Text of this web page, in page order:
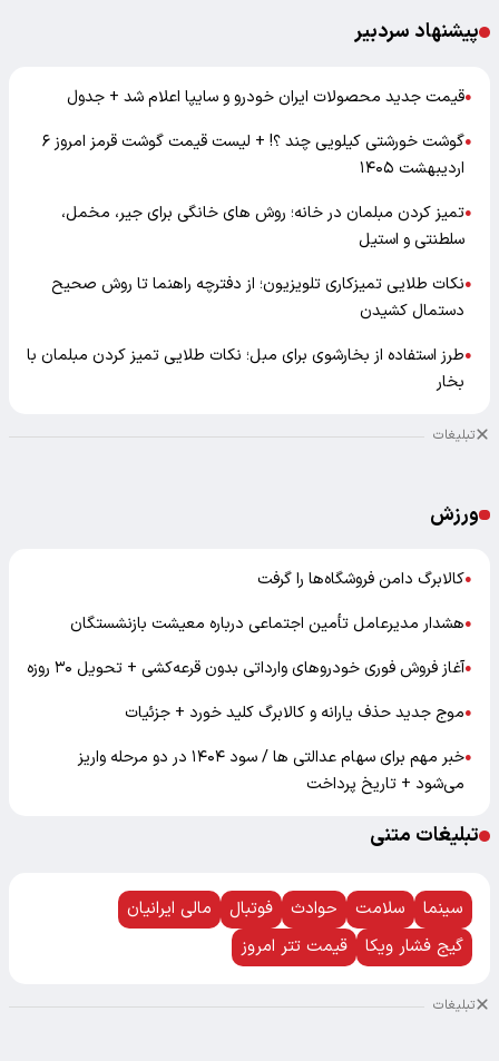
پیشنهاد سردبیر
●قیمت جدید محصولات ایران خودرو و سایپا اعلام شد + جدول
●
گوشت خورشتی کیلویی چند ؟! + لیست قیمت گوشت قرمز امروز ۶
اردیبهشت ۱۴۰۵
●تمیز کردن مبلمان در خانه؛ روش های خانگی برای جیر، مخمل،
سلطنتی و استیل
●نکات طلایی تمیزکاری تلویزیون؛ از دفترچه راهنما تا روش صحیح
دستمال کشیدن
●طرز استفاده از بخارشوی برای مبل؛ نکات طلایی تمیز کردن مبلمان با
بخار
تبلیغات
ورزش
●کالابرگ دامن فروشگاه‌ها را گرفت
●هشدار مدیرعامل تأمین اجتماعی درباره معیشت بازنشستگان
●آغاز فروش فوری خودروهای وارداتی بدون قرعه‌کشی + تحویل ۳۰ روزه
●موج جدید حذف یارانه و کالابرگ کلید خورد + جزئیات
●
خبر مهم برای سهام عدالتی ها / سود ۱۴۰۴ در دو مرحله واریز
می‌شود + تاریخ پرداخت
تبلیغات متنی
سینما سلامت حوادث فوتبال
مالی ایرانیان
گیج فشار ویکا
قیمت تتر امروز
تبلیغات